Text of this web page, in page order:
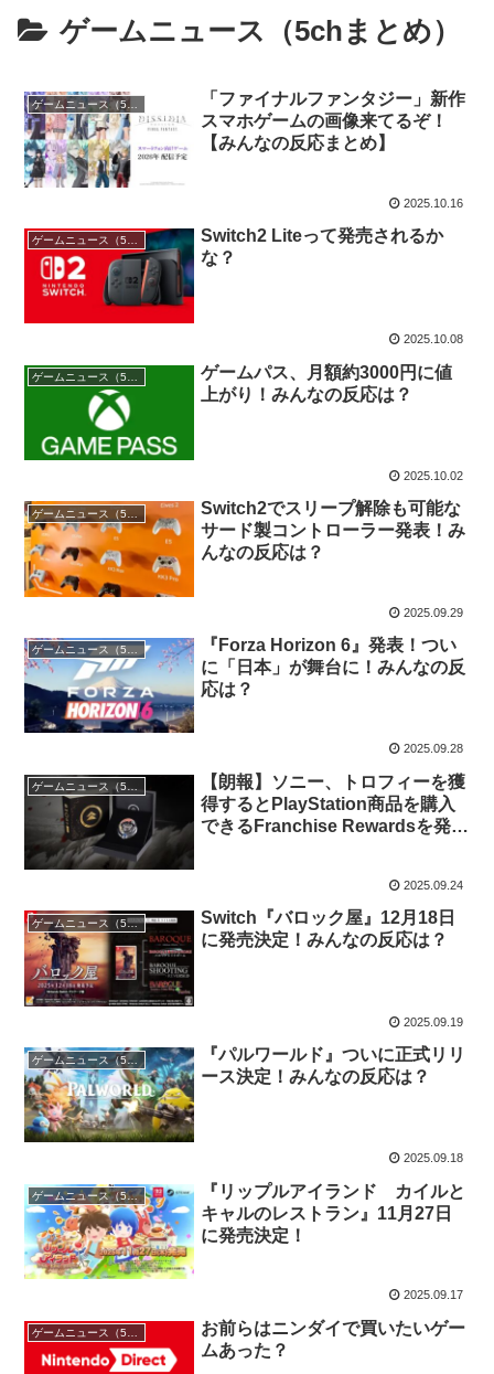
ゲームニュース（5chまとめ）
ゲームニュース（5chまとめ）
「ファイナルファンタジー」新作
スマホゲームの画像来てるぞ！
【みんなの反応まとめ】
2025.10.16
ゲームニュース（5chまとめ）
Switch2 Liteって発売されるか
な？
2025.10.08
ゲームパス、月額約3000円に値
上がり！みんなの反応は？
2025.10.02
ゲームニュース（5chまとめ）
Switch2でスリープ解除も可能な
サード製コントローラー発表！み
んなの反応は？
2025.09.29
ゲームニュース（5chまとめ）
『Forza Horizon 6』発表！つい
に「日本」が舞台に！みんなの反
応は？
2025.09.28
ゲームニュース（5chまとめ）
【朗報】ソニー、トロフィーを獲
得するとPlayStation商品を購入
できるFranchise Rewardsを発
2025.09.24
ゲームニュース（5chまとめ）
Switch『バロック屋』12月18日
に発売決定！みんなの反応は？
2025.09.19
ゲームニュース（5chまとめ）
『パルワールド』ついに正式リリ
ース決定！みんなの反応は？
2025.09.18
ゲームニュース（5chまとめ）
『リップルアイランド カイルと
キャルのレストラン』11月27日
に発売決定！
2025.09.17
お前らはニンダイで買いたいゲー
ムあった？